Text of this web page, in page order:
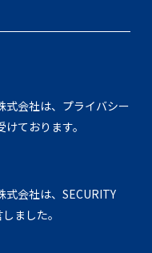
会社は、 プライバシー
ております。
会社は、 SECURITY
ました。